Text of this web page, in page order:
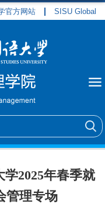
官方网站 SISU Global
2025年春季就
管理专场